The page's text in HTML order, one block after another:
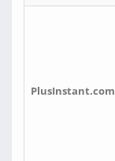
PlusInstant.com